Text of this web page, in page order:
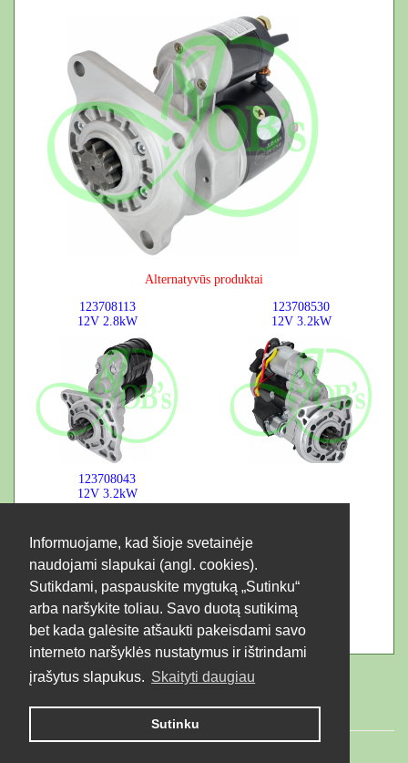
Informuojame, kad šioje svetainėje
naudojami slapukai (angl. cookies).
Sutikdami, paspauskite mygtuką „Sutinku“
arba naršykite toliau. Savo duotą sutikimą
bet kada galėsite atšaukti pakeisdami savo
interneto naršyklės nustatymus ir ištrindami
įrašytus slapukus. Skaityti daugiau
Sutinku
Alternatyvūs produktai
123708113
12V 2.8kW
123708530
12V 3.2kW
123708043
12V 3.2kW